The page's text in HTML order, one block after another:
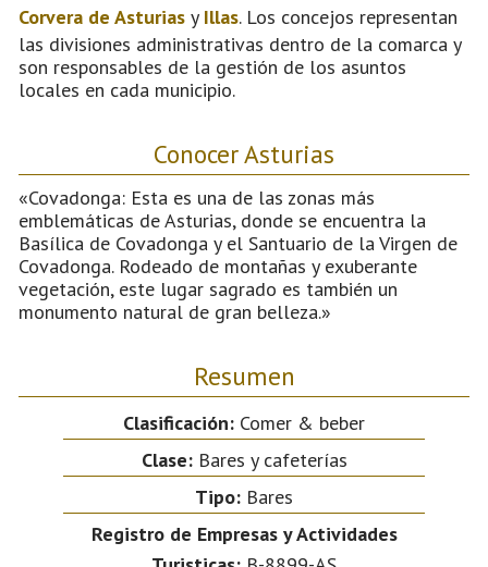
Corvera de Asturias y Illas. Los concejos representan
las divisiones administrativas dentro de la comarca y
son responsables de la gestión de los asuntos
locales en cada municipio.
Conocer Asturias
«Covadonga: Esta es una de las zonas más
emblemáticas de Asturias, donde se encuentra la
Basílica de Covadonga y el Santuario de la Virgen de
Covadonga. Rodeado de montañas y exuberante
vegetación, este lugar sagrado es también un
monumento natural de gran belleza.»
Resumen
Clasificación: Comer & beber
Clase:Bares y cafeterías
Tipo: Bares
Registro de Empresas y Actividades